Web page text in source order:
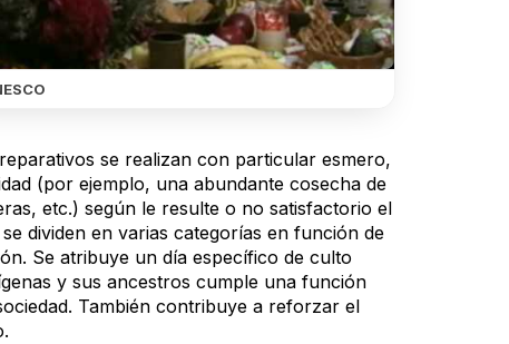
se realizan con particular esmero,
(por ejemplo, una abundante cosecha de
etc.) según le resulte o no satisfactorio el
dividen en varias categorías en función de
Se atribuye un día específico de culto
y sus ancestros cumple una función
También contribuye a reforzar el